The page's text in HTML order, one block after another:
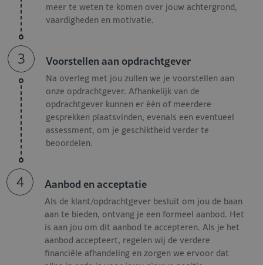
Functiecriteria Assistent General
Manager - Restaurant
De ultieme Assistent General Manager voldoet aan de
volgende criteria:
Minimaal 3 jaar ervaring in een soortgelijke
leidinggevende functie;
Diploma sociale Hygiëne en basiskennis van de HACCP is
een pre;
Ruime product- en vakkennis;
Je kunt goed schakelen en voelt de wensen van
de gasten perfect aan;
Je bent een motivator, gastvrij, enthousiast en klaar voor
een nieuwe uitdaging!
De aanbieding Assistent General
meer te weten te komen over jouw achtergrond,
vaardigheden en motivatie.
3 Voorstellen aan opdrachtgever
Na overleg met jou zullen we je voorstellen aan
onze opdrachtgever. Afhankelijk van de
opdrachtgever kunnen er één of meerdere
gesprekken plaatsvinden, evenals een eventueel
assessment, om je geschiktheid verder te
beoordelen.
4 Aanbod en acceptatie
Als de klant/opdrachtgever besluit om jou de baan
aan te bieden, ontvang je een formeel aanbod. Het
is aan jou om dit aanbod te accepteren. Als je het
aanbod accepteert, regelen wij de verdere
financiële afhandeling en zorgen we ervoor dat